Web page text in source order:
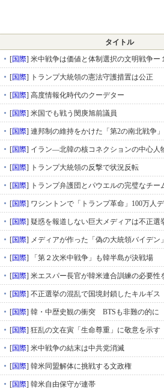
タイトル
[国際] 米中戦争は価値と体制選択の文明戦争ー
[国際] トランプ大統領の憲法守護措置は公正
[国際] 高度情報化時代のクーデター
[国際] 米国でも戦う閔庚旭前議員
[国際] 連邦制の維持をかけた「第2の南北戦争」
[国際] イラン―北韓の核コネクションの中心人
[国際] トランプ大統領の反撃で状況反転
[国際] トランプ弁護団とパウエルの完璧なチー
[国際] ワシントンで「トランプ革命」100万人
[国際] 疑惑を報道しない巨大メディアは不正選
[国際] メディアが作った「偽の大統領バイデン
[国際] 「第２次米中戦争」も韓半島が決戦場
[国際] 米エスパー長官が韓米連合訓練の必要性
[国際] 不正選挙の混乱で国境封鎖したキルギス
[国際] 韓・中歴史観の衝突 BTSも非難の的に
[国際] 狂乱の文在寅「生命尊重」に敬意を示す
[国際] 米中戦争の結末は中共党消滅
[国際] 韓米同盟解体に挑戦する文政権
[国際] 韓米自由保守が連帯